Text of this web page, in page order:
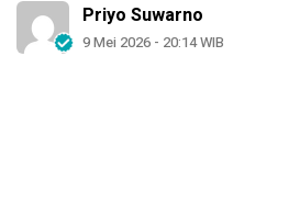
Priyo Suwarno
9 Mei 2026 - 20:14 WIB